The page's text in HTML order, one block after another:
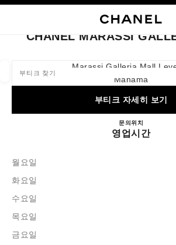
이 검색 표시줄 아래에 추천이 표시됩니
0 추천 사용 가능
부티크 카드 닫기 CHANEL MARASSI
CHANEL MARASSI
Marassi Galleria Mall
Manama
부티크 자세히 보기
문의+973 7793 8200
위치
영업시간
월요일
화요일
수요일
목요일
금요일
워치 화인 주얼